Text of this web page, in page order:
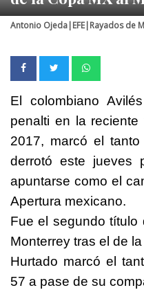
Antonio Ojeda|EFE|Rayados de
El colombiano
penalti en la
2017, marcó el
derrotó este jueves
apuntarse como el
Apertura mexicano.
Fue el segundo título
Monterrey tras el de
Hurtado marcó el
57 a pase de su